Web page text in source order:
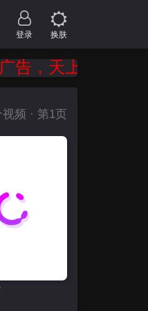
登录 换肤
告，天上不会掉
视频 · 第1页